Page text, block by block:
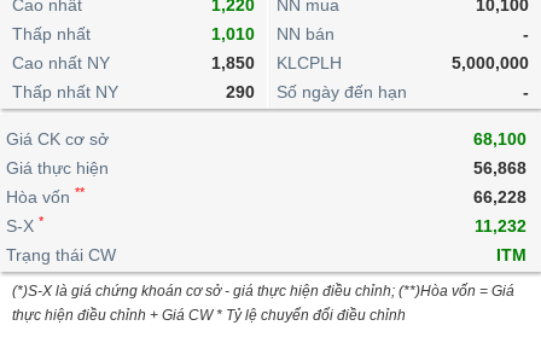
Giao
dịch
nội
bộ
Niên
giám
Tài
liệu
cổ
đông
Định
giá
Nước
ngoài
Tự
doanh
Top
cổ
phiếu
Bản
dịch
Chứng
quyền
Tổng
quan
Thống
kê
dịch
Định
Thống
kê
giao
dịch
Tin
tức
tích
kỹ
thuật
Bảng
giá
Bộ
lọc
cổ
phiếu
mô
lai
Chứng
quyền
Trái
phiếu
doanh
nghiệp
Đào
Dịch
vụ
Cao nhất
1,220
Thấp nhất
1,010
Cao nhất NY
1,850
Thấp nhất NY
290
NN mua
10,100
NN bán
-
KLCPLH
5,000,000
Số ngày đến hạn
-
Giá CK cơ sở
68,100
Giá thực hiện
56,868
Hòa vốn **
66,228
S-X *
11,232
Trạng thái CW
ITM
(*)S-X là giá chứng khoán cơ sở - giá thực hiện điều chỉnh; (**)Hòa vốn = Giá
thực hiện điều chỉnh + Giá CW * Tỷ lệ chuyển đổi điều chỉnh
BẤT
ĐỘNG
SẢN
TÀI
CHÍNH
HÀNG
HÓA